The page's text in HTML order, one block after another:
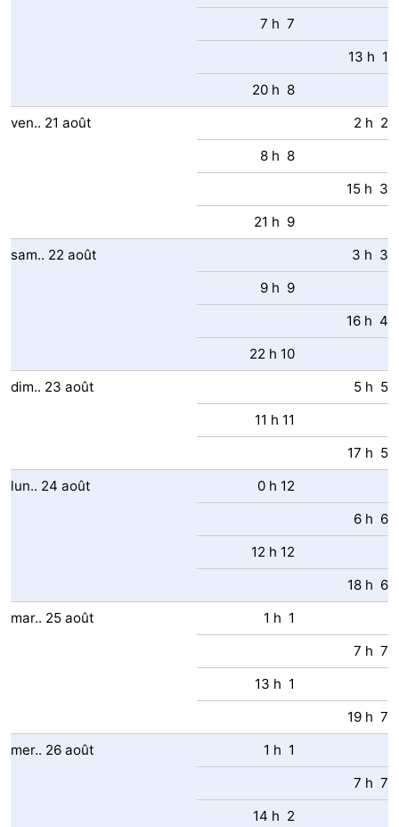
7 h 7
13 h 1
20 h 8
ven.. 21 août
2 h 2
8 h 8
15 h 3
21 h 9
sam.. 22 août
3 h 3
9 h 9
16 h 4
22 h 10
dim.. 23 août
5 h 5
11 h 11
17 h 5
lun.. 24 août
0 h 12
6 h 6
12 h 12
18 h 6
mar.. 25 août
1 h 1
7 h 7
13 h 1
19 h 7
mer.. 26 août
1 h 1
7 h 7
14 h 2